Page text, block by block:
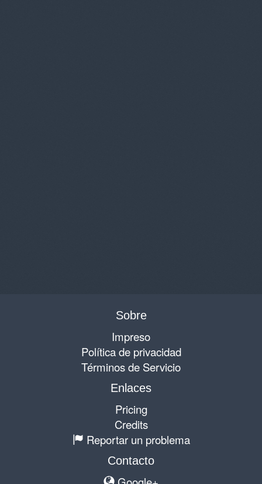
Sobre
Impreso
Política de privacidad
Términos de Servicio
Enlaces
Pricing
Credits
Reportar un problema
Contacto